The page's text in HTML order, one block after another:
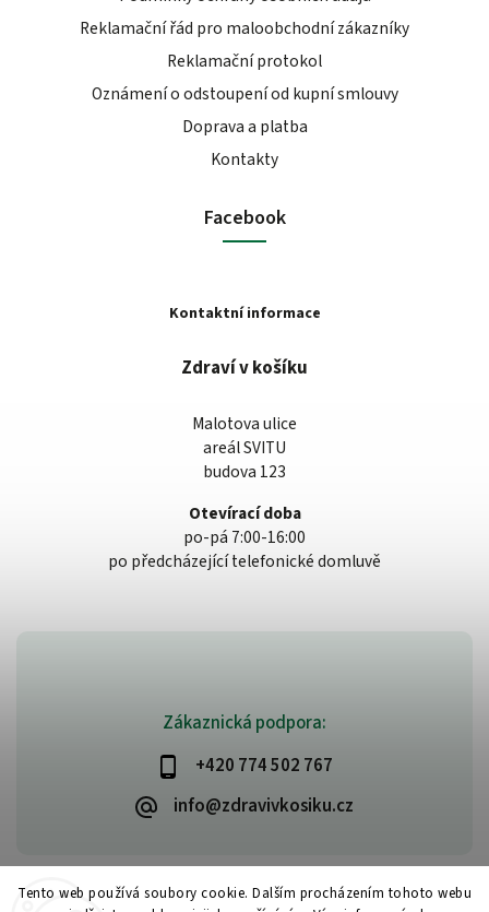
Tento web používá soubory cookie. Dalším procházením tohoto webu
Zákaznická podpora:
+420 774 502 767
info@zdravivkosiku.cz
Reklamační řád pro maloobchodní zákazníky
Reklamační protokol
Oznámení o odstoupení od kupní smlouvy
Doprava a platba
Kontakty
Facebook
Kontaktní informace
Zdraví v košíku
Malotova ulice
areál SVITU
budova 123
Otevírací doba
po-pá 7:00-16:00
po předcházející telefonické domluvě